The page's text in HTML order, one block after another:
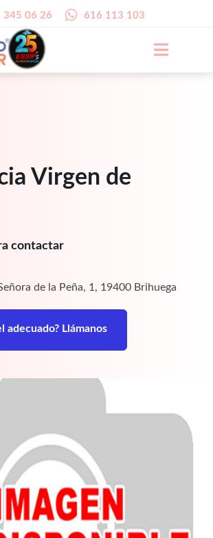
345 06 26 616 113 103
Virgen de
contactar
de la Peña, 1, 19400 Brihuega
adecuado? Llámanos